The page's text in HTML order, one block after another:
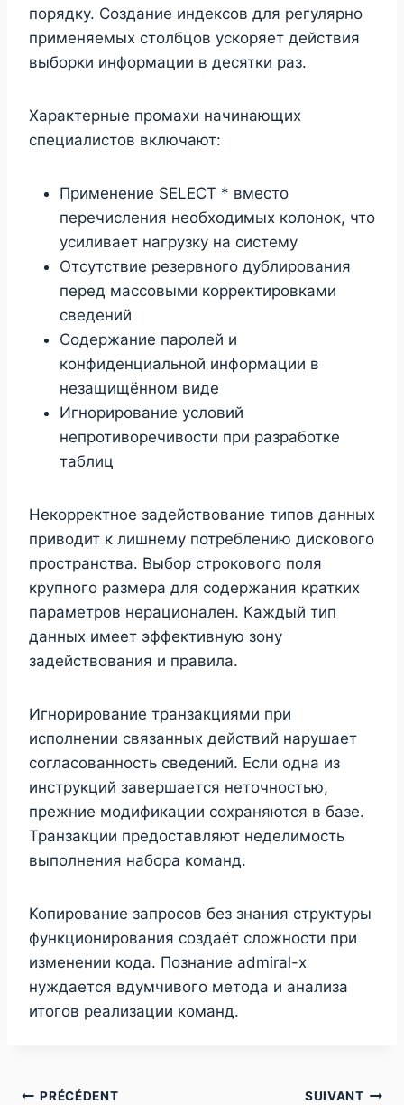
порядку. Создание индексов для регулярно
применяемых столбцов ускоряет действия
выборки информации в десятки раз.
Характерные промахи начинающих
специалистов включают:
Применение SELECT * вместо
перечисления необходимых колонок, что
усиливает нагрузку на систему
Отсутствие резервного дублирования
перед массовыми корректировками
сведений
Содержание паролей и
конфиденциальной информации в
незащищённом виде
Игнорирование условий
непротиворечивости при разработке
таблиц
Некорректное задействование типов данных
приводит к лишнему потреблению дискового
пространства. Выбор строкового поля
крупного размера для содержания кратких
параметров нерационален. Каждый тип
данных имеет эффективную зону
задействования и правила.
Игнорирование транзакциями при
исполнении связанных действий нарушает
согласованность сведений. Если одна из
инструкций завершается неточностью,
прежние модификации сохраняются в базе.
Транзакции предоставляют неделимость
выполнения набора команд.
Копирование запросов без знания структуры
функционирования создаёт сложности при
изменении кода. Познание admiral-x
нуждается вдумчивого метода и анализа
итогов реализации команд.
PRÉCÉDENT SUIVANT